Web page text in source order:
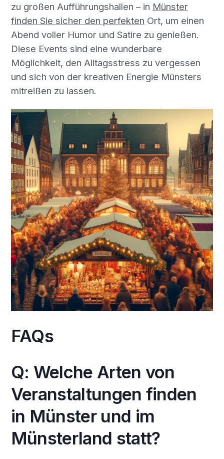
zu großen Aufführungshallen – in Münster
finden Sie sicher den perfekten Ort, um einen
Abend voller Humor und Satire zu genießen.
Diese Events sind eine wunderbare
Möglichkeit, den Alltagsstress zu vergessen
und sich von der kreativen Energie Münsters
mitreißen zu lassen.
FAQs
Q: Welche Arten von
Veranstaltungen finden
in Münster und im
Münsterland statt?